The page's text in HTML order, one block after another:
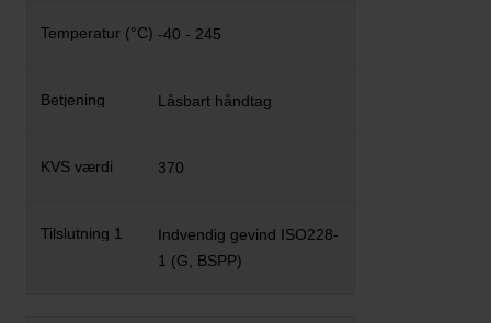
-40 - 245
Låsbart håndtag
370
Indvendig gevind ISO228-
1 (G, BSPP)